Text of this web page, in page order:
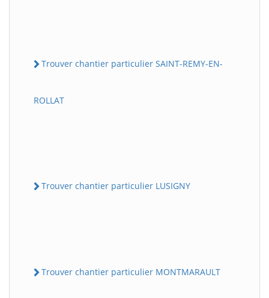
Trouver chantier particulier SAINT-REMY-EN-
ROLLAT
Trouver chantier particulier LUSIGNY
Trouver chantier particulier MONTMARAULT